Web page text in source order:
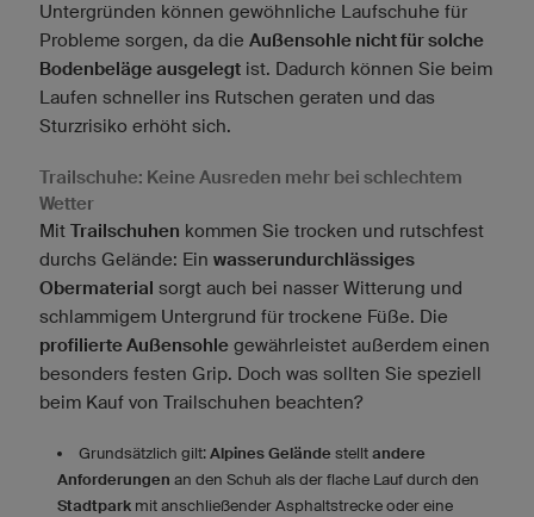
Untergründen können gewöhnliche Laufschuhe für
Probleme sorgen, da die Außensohle nicht für solche
Bodenbeläge ausgelegt ist. Dadurch können Sie beim
Laufen schneller ins Rutschen geraten und das
Sturzrisiko erhöht sich.
Trailschuhe: Keine Ausreden mehr bei schlechtem
Wetter
Mit Trailschuhen kommen Sie trocken und rutschfest
durchs Gelände: Ein wasserundurchlässiges
Obermaterial sorgt auch bei nasser Witterung und
schlammigem Untergrund für trockene Füße. Die
profilierte Außensohle gewährleistet außerdem einen
besonders festen Grip. Doch was sollten Sie speziell
beim Kauf von Trailschuhen beachten?
Grundsätzlich gilt: Alpines Gelände stellt andere
Anforderungen an den Schuh als der flache Lauf durch den
Stadtpark mit anschließender Asphaltstrecke oder eine